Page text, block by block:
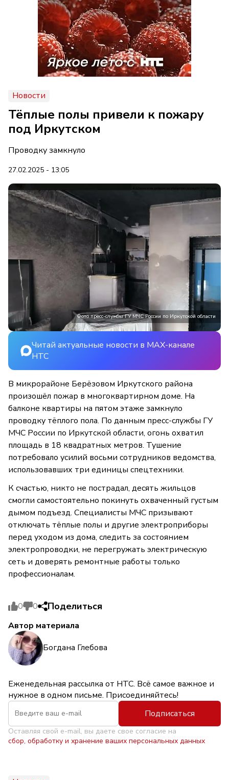
Новости
Тёплые полы привели к пожару
под Иркутском
Проводку замкнуло
27.02.2025 - 13:05
Фото пресс-службы ГУ МЧС России по Иркутской области
Читай актуальные новости в MAX-канале
НТС
В микрорайоне Берёзовом Иркутского района
произошёл пожар в многоквартирном доме. На
балконе квартиры на пятом этаже замкнуло
проводку тёплого пола. По данным пресс-службы ГУ
МЧС России по Иркутской области, огонь охватил
площадь в 18 квадратных метров. Тушение
потребовало усилий восьми сотрудников ведомства,
использовавших три единицы спецтехники.
К счастью, никто не пострадал, десять жильцов
смогли самостоятельно покинуть охваченный густым
дымом подъезд. Специалисты МЧС призывают
отключать тёплые полы и другие электроприборы
перед уходом из дома, следить за состоянием
электропроводки, не перегружать электрическую
сеть и доверять ремонтные работы только
профессионалам.
0 0 Поделиться
Автор материала
Богдана Глебова
Еженедельная рассылка от НТС. Всё самое важное и
нужное в одном письме. Присоединяйтесь!
Подписаться
Оставляя свой e-mail, вы даете свое согласие на
сбор, обработку и хранение ваших персональных данных